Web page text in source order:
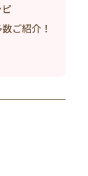
ご紹介！